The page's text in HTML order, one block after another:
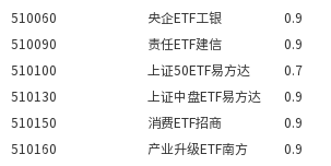
510060 央企ETF工银
0.9
510090 责任ETF建信
0.9
510100 上证50ETF易方达
0.7
510130 上证中盘ETF易方达
0.9
510150 消费ETF招商
0.9
510160 产业升级ETF南方
0.9